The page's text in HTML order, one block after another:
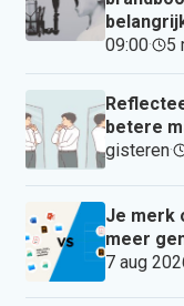
09:00· 5
betere
gisteren·
Je merk
meer
7 aug